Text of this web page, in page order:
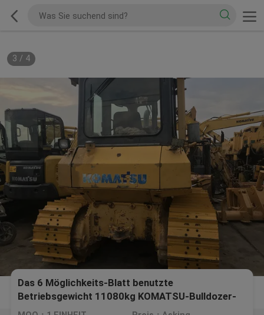
3 / 4
Das 6 Möglichkeits-Blatt benutzte
Betriebsgewicht 11080kg KOMATSU-Bulldozer-
D40p-5 95hp